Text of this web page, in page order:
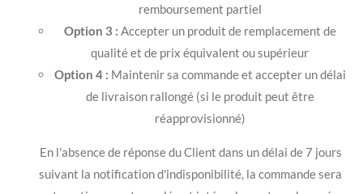
remboursement partiel
Option 3 : Accepter un produit de remplacement de
qualité et de prix équivalent ou supérieur
Option 4 : Maintenir sa commande et accepter un délai
de livraison rallongé (si le produit peut être
réapprovisionné)
En l'absence de réponse du Client dans un délai de 7 jours
suivant la notification d'indisponibilité, la commande sera